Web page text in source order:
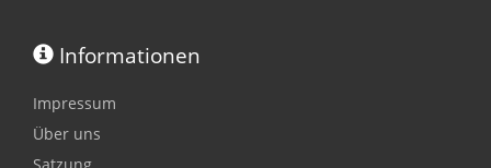
Informationen
Impressum
Über uns
Satzung